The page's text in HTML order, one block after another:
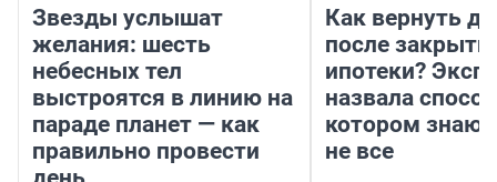
Звезды услышат
желания: шесть
небесных тел
выстроятся в линию на
параде планет — как
правильно провести
Как вернуть
после
ипотеки?
назвала
котором
не все